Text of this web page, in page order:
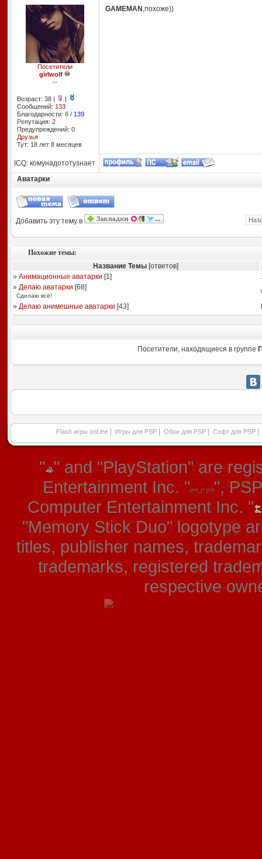
Посетители
girlwolf
--
Возраст: 38 |
|
Сообщений: 133
Благодарности: 8/ 139
Репутация: 2
Предупреждений: 0
Друзья
Тут: 18 лет 8 месяцев
GAMEMAN ,похоже))
ICQ: комунадототузнает
Аватарки
Добавить эту тему в
Похожие темы:
Название Темы[ответов]
» Анимационные аватарки [1]
» Делаю аватарки [68]
Сдeлаю всё!
» Делаю анимешные аватарки [43]
Посетители, находящиеся в группе
Flash игры onLine Игры для PSP Обои для PSP Софт для PSP
" " and "PlayStation" are
Entertainment Inc. "
",
Computer Entertainment Inc. "
"Memory Stick Duo" logotype
titles, publisher names,
trademarks, registered
respective